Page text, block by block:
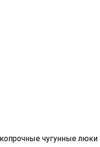
чугунные люки